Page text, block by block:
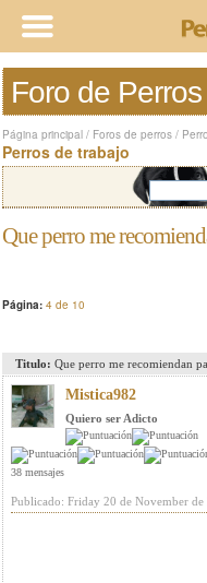
Foro de
Página principal / Foros de perros /
Perros de trabajo
Que perro me
Página: 4 de 10
Titulo: Que perro me recomiendan
Mistica982
Quiero ser Adicto
38 mensajes
Publicado: Friday 20 de November